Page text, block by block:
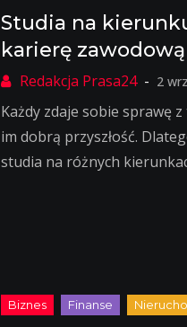
Studia na
karierę zawodową
2
Każdy zdaje sobie sprawę
im dobrą przyszłość.
studia na różnych